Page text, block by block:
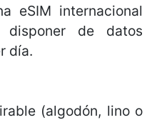
eSIM internacional
disponer de datos
día.
(algodón, lino o